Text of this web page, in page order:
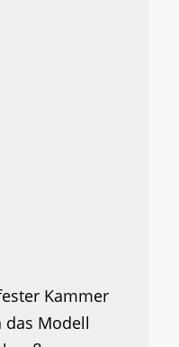
Kammer
das Modell